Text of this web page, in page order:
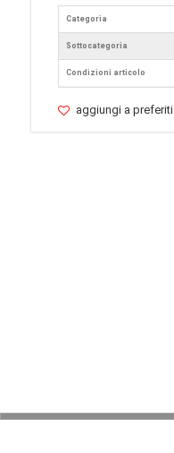
Categoria
Sottocategoria
Condizioni articolo
aggiungi a preferiti